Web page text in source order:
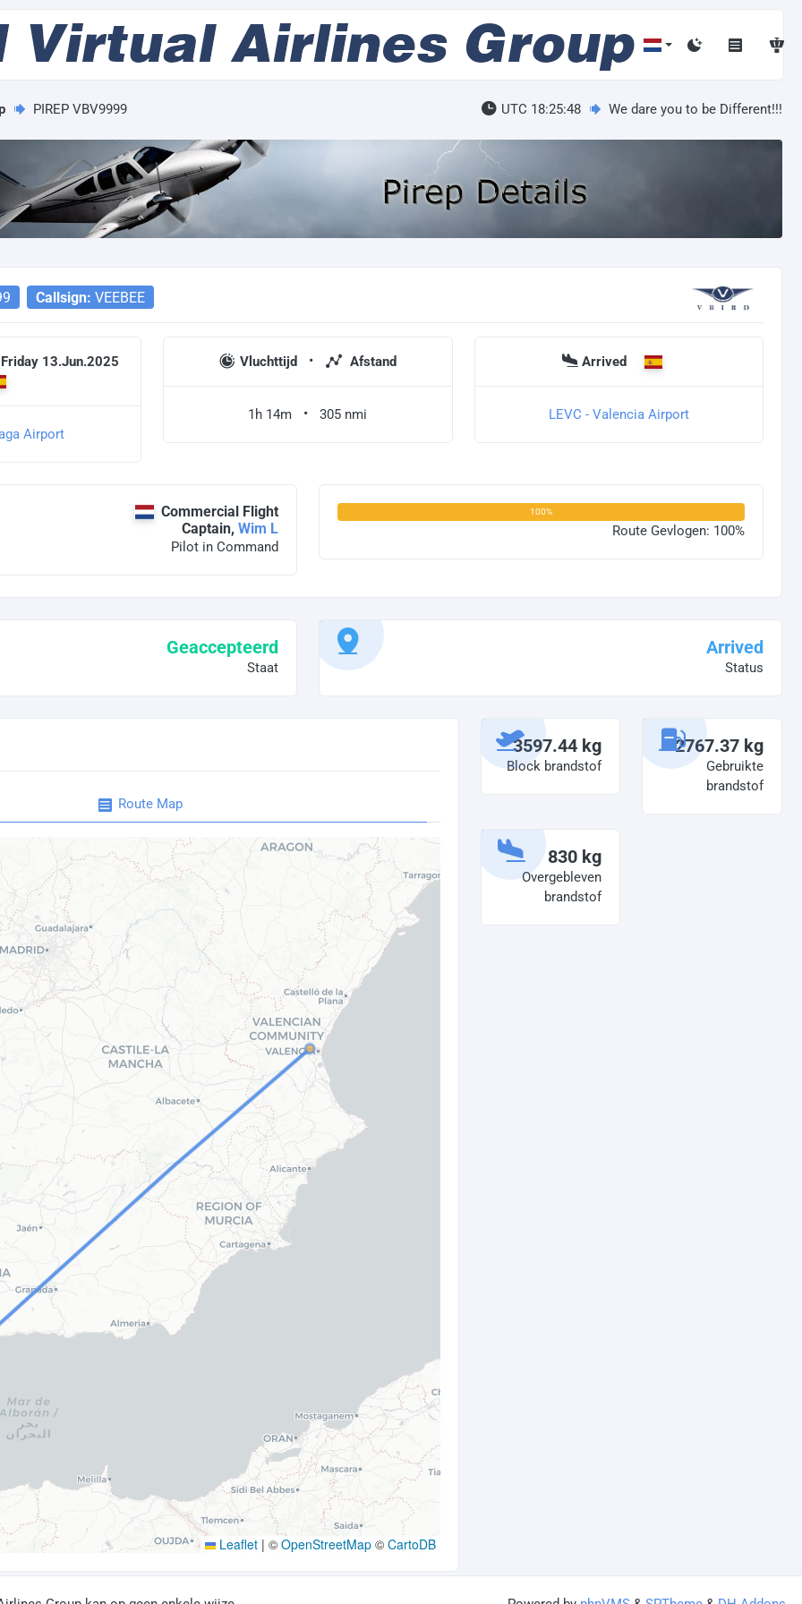
PIREP VBV9999 UTC 18:25:48 We dare you to be Different!!!
Callsign: VEEBEE
13.Jun.2025
Airport
Vluchttijd Afstand
1h 14m 305 nmi
Arrived
LEVC - Valencia Airport
Commercial Flight
Captain, Wim L
Pilot in Command
100%
Route Gevlogen: 100%
Geaccepteerd
Staat
Arrived
Status
Route Map
Leaflet | © OpenStreetMap© CartoDB
3597.44 kg
Block brandstof
2767.37 kg
Gebruikte
brandstof
830 kg
Overgebleven
brandstof